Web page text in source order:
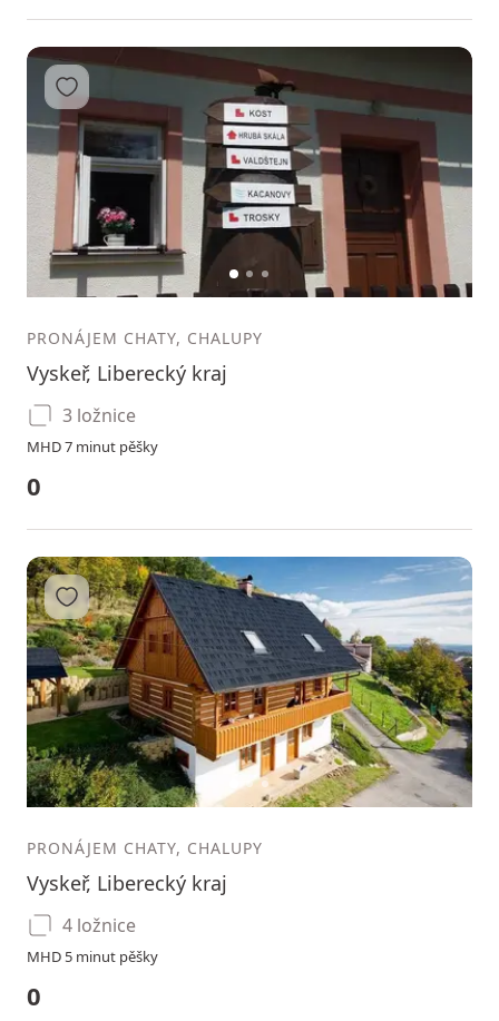
12 3
Přidat do oblíbených
PRONÁJEM CHATY, CHALUPY
Vyskeř, Liberecký kraj
3 ložnice
MHD 7 minut pěšky
0
12 3
Přidat do oblíbených
PRONÁJEM CHATY, CHALUPY
Vyskeř, Liberecký kraj
4 ložnice
MHD 5 minut pěšky
0